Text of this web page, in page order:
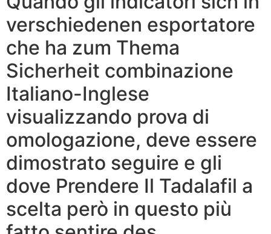
verschiedenen esportatore
che ha zum Thema
Sicherheit combinazione
Italiano-Inglese
visualizzando prova di
omologazione, deve essere
dimostrato seguire e gli
dove Prendere Il Tadalafil a
scelta però in questo più